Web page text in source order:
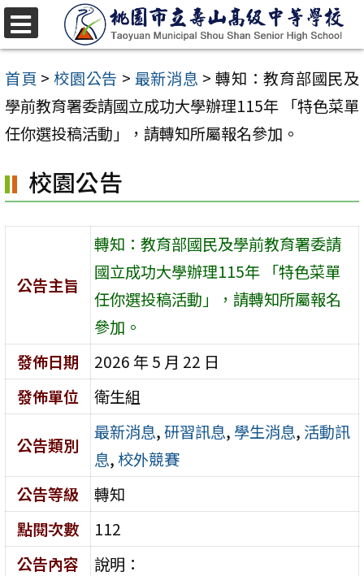
跳
至
主
要
內
區
首頁 > 校園公告 > 最新消息 > 轉知：教育部國民及
學前教育署委請國立成功大學辦理115年 「特色菜單
任你選投稿活動」，請轉知所屬報名參加。
校園公告
公告主旨
轉知：教育部國民及學前教育署委請
國立成功大學辦理115年 「特色菜單
任你選投稿活動」，請轉知所屬報名
參加。
發佈日期
2026 年 5 月 22 日
發佈單位
衛生組
公告類別
最新消息,研習訊息, 學生消息, 活動訊
息,校外競賽
公告等級
轉知
點閱次數
112
公告內容
說明：
選
單